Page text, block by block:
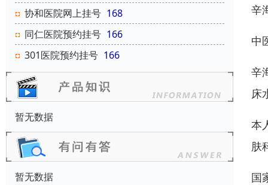
协和医院网上挂号 168
同仁医院预约挂号 166
301医院预约挂号 166
暂无数据
暂无数据
辛
中
辛
床
本
肤
国